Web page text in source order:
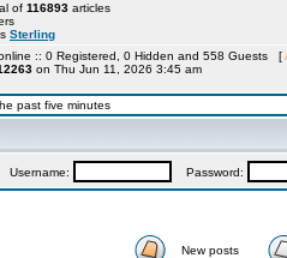
of 116893 articles
Sterling
:: 0 Registered, 0 Hidden and 558 Guests [
on Thu Jun 11, 2026 3:45 am
past five minutes
Username: Password:
New posts